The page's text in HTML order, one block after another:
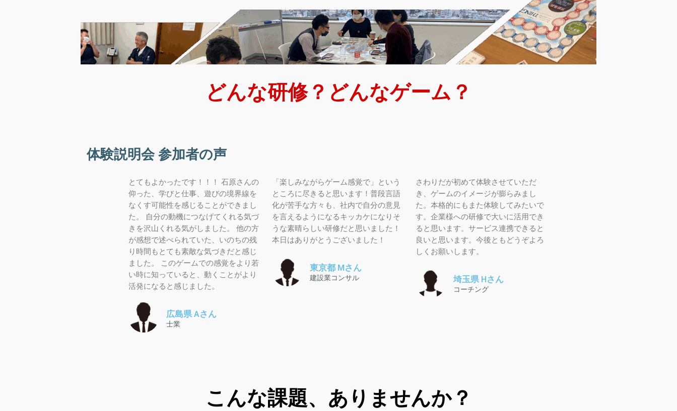
どんな研修？どんなゲーム？
体験説明会 参加者の声
とてもよかったです！！！ 石原さんの
仰った、学びと仕事、遊びの境界線を
なくす可能性を感じることができまし
た。 自分の動機につなげてくれる気づ
きを沢山くれる気がしました。 他の方
が感想で述べられていた、いのちの残
り時間もとても素敵な気づきだと感じ
ました。 このゲームでの感覚をより若
い時に知っていると、動くことがより
活発になると感じました。
広島県 Aさん
士業
「楽しみながらゲーム感覚で」という
ところに尽きると思います！普段言語
化が苦手な方々も、社内で自分の意見
を言えるようになるキッカケになりそ
うな素晴らしい研修だと思いました！
本日はありがとうございました！
東京都 Mさん
建設業コンサル
さわりだが初めて体験させていただ
き、ゲームのイメージが膨らみまし
た。本格的にもまた体験してみたいで
す。企業様への研修で大いに活用でき
ると思います。サービス連携できると
良いと思います。今後ともどうぞよろ
しくお願いします。
埼玉県 Hさん
コーチング
こんな課題、ありませんか？